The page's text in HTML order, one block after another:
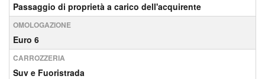
Passaggio di proprietà a carico dell'acquirente
OMOLOGAZIONE
Euro 6
CARROZZERIA
Suv e Fuoristrada